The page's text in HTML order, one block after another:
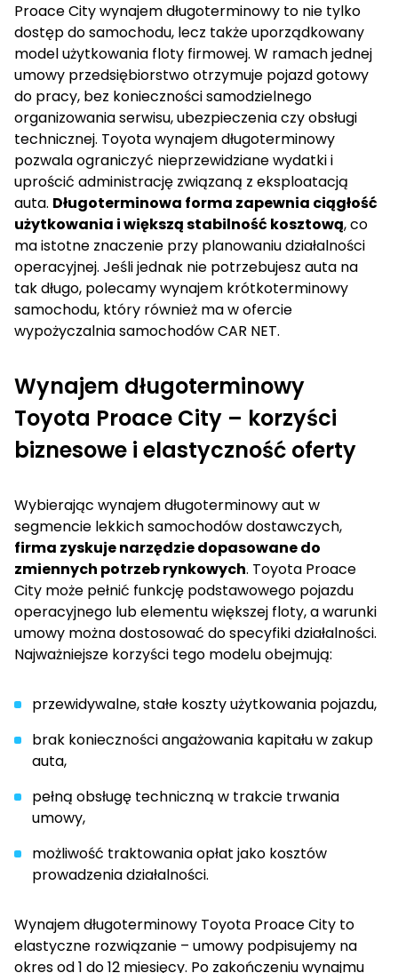
Proace City wynajem długoterminowy to nie tylko
dostęp do samochodu, lecz także uporządkowany
model użytkowania floty firmowej. W ramach jednej
umowy przedsiębiorstwo otrzymuje pojazd gotowy
do pracy, bez konieczności samodzielnego
organizowania serwisu, ubezpieczenia czy obsługi
technicznej. Toyota wynajem długoterminowy
pozwala ograniczyć nieprzewidziane wydatki i
uprościć administrację związaną z eksploatacją
auta. Długoterminowa forma zapewnia ciągłość
użytkowania i większą stabilność kosztową, co
ma istotne znaczenie przy planowaniu działalności
operacyjnej. Jeśli jednak nie potrzebujesz auta na
tak długo, polecamywynajem krótkoterminowy
samochodu, który również ma w ofercie
wypożyczalnia samochodówCAR NET.
Wynajem długoterminowy
Toyota Proace City – korzyści
biznesowe i elastyczność oferty
Wybierając wynajem długoterminowy aut w
segmencie lekkich samochodów dostawczych,
firma zyskuje narzędzie dopasowane do
zmiennych potrzeb rynkowych. Toyota Proace
City może pełnić funkcję podstawowego pojazdu
operacyjnego lub elementu większej floty, a warunki
umowy można dostosować do specyfiki działalności.
Najważniejsze korzyści tego modelu obejmują:
przewidywalne, stałe koszty użytkowania pojazdu,
brak konieczności angażowania kapitału w zakup
auta,
pełną obsługę techniczną w trakcie trwania
umowy,
możliwość traktowania opłat jako kosztów
prowadzenia działalności.
Wynajem długoterminowy Toyota Proace City to
elastyczne rozwiązanie – umowy podpisujemy na
okres od 1 do 12 miesięcy. Po zakończeniu wynajmu